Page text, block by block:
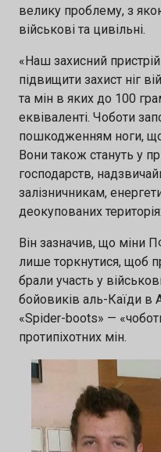
велику проблему, з
військові та цивільні.
«Наш захисний
підвищити захист ніг
та мін в яких до 100
еквіваленті. Чоботи
пошкодженням ноги, що
Вони також стануть у
господарств,
залізничникам,
деокупованих
Він зазначив, що міни
лише торкнутися, щоб
брали участь у
бойовиків аль-Каїди в
«Spider-boots» —
протипіхотних мін.